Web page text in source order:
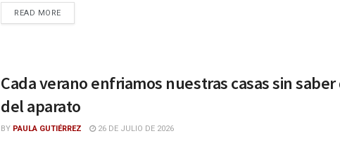
READ MOREDETAILS
Cada verano enfriamos nuestras casas sin
del aparato
BY PAULA GUTIÉRREZ 26 DE JULIO DE 2026